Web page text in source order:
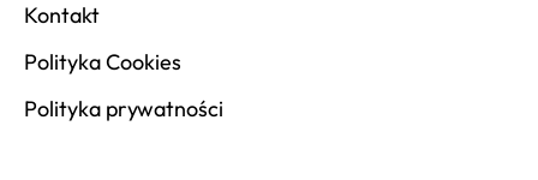
Kontakt
Polityka Cookies
Polityka prywatności